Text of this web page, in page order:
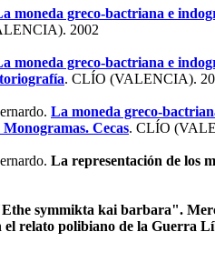
moneda greco-bactriana e
2002
moneda greco-bactriana e
. CLÍO (VALENCIA).
La moneda greco-
Cecas. CLÍO
La representación de los
symmikta kai barbara".
el relato polibiano de la Guerra